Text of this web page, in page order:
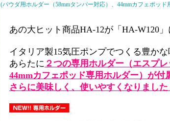
(パウダ用ホルダー（58mmタンパー対応）、44mmカフェポッ
あの大ヒット商品HA-12が「HA-W120
イタリア製15気圧ポンプでつくる豊かな
あらたに ２つの専用ホルダー（エスプ
44mmカフェポッド専用ホルダー）が付
さらに美味しく、使いやすくなりました